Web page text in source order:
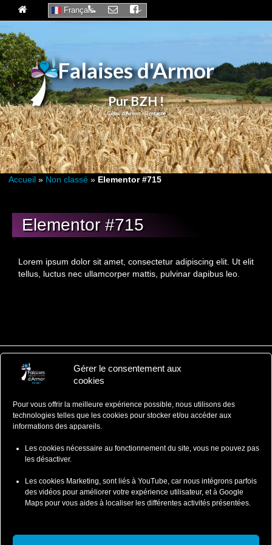
Gérer le consentement aux
cookies
Pour vous offrir la meilleure expérience possible, nous utilisons des
technologies telles que les cookies pour stocker et/ou accéder aux
informations des appareils.
Les cookies nécessaire au fonctionnement du site, vous ne pouvez pas
les désactiver.
Les cookies Marketing, sont liés à YouTube, car nous intégrons parfois
des vidéos pour améliorer votre expérience utilisateur, et à Google
Maps pour vous aides à localiser les différentes activités présentées.
Falaises d'Armor
Pur BZH !
Accueil » Non classé » Elementor #715
Elementor #715
Lorem ipsum dolor sit amet, consectetur adipiscing elit. Ut elit
tellus, luctus nec ullamcorper mattis, pulvinar dapibus leo.
Falaises d'Armor
ZA du Ponlo, 22290 LANVOLLON
Côtes d'Armor - Bretagne
: 02 96 70 12 47
contact@falaisesdarmor.bzh
Français